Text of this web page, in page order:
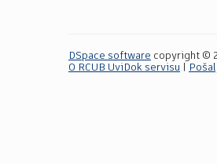
DSpace software copyright ©
O RCUB UviDok servisu